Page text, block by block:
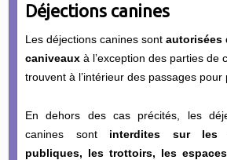
Déjections canines
Les déjections canines sont autorisées
caniveauxà l’exception des parties de
trouvent à l’intérieur des passages pour
En dehors des cas précités, les
canines sont interdites sur les
publiques, les trottoirs, les